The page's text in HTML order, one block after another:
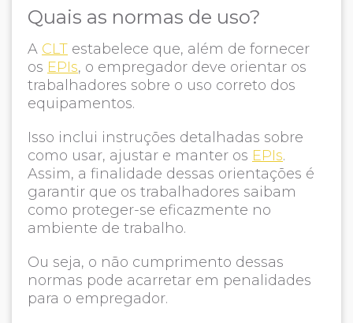
Quais as normas de uso?
A CLT estabelece que, além de fornecer
os EPIs, o empregador deve orientar os
trabalhadores sobre o uso correto dos
equipamentos.
Isso inclui instruções detalhadas sobre
como usar, ajustar e manter os EPIs.
Assim, a finalidade dessas orientações é
garantir que os trabalhadores saibam
como proteger-se eficazmente no
ambiente de trabalho.
Ou seja, o não cumprimento dessas
normas pode acarretar em penalidades
para o empregador.